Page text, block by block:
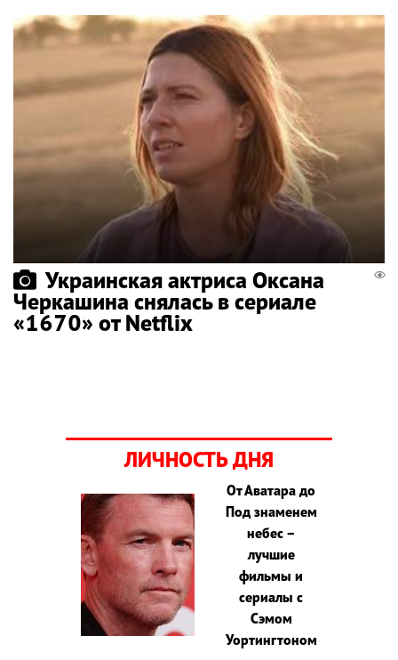
Украинская актриса Оксана
Черкашина снялась в сериале
«1670» от Netflix
ЛИЧНОСТЬ ДНЯ
От Аватара до
Под знаменем
небес –
лучшие
фильмы и
сериалы с
Сэмом
Уортингтоном